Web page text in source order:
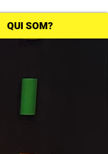
QUI SOM?